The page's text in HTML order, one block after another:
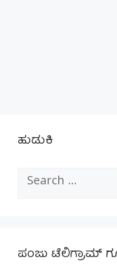
ಹುಡುಕಿ
Search
ಪಂಜು ಟೆಲಿಗ್ರಾಮ್